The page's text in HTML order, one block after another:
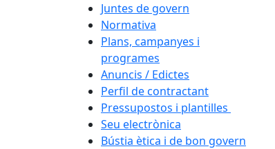
Juntes de govern
Normativa
Plans, campanyes i
programes
Anuncis / Edictes
Perfil de contractant
Pressupostos i plantilles
Seu electrònica
Bústia ètica i de bon govern